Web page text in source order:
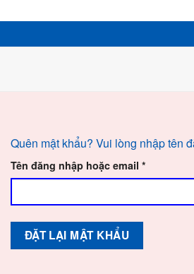
to
content
Quên mật khẩu? Vui lòng nhập tên
Tên đăng nhập hoặc email *
buộc
ĐẶT LẠI MẬT KHẨU